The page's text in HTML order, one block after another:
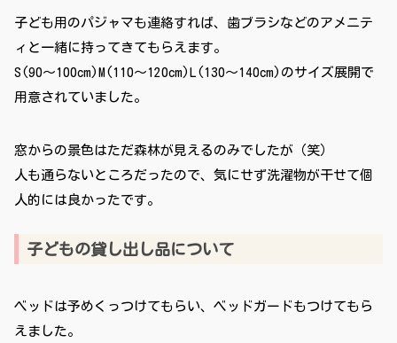
子ども用のパジャマも連絡すれば、歯ブラシなどのアメニテ
ィと一緒に持ってきてもらえます。
S(90〜100cm)M(110〜120cm)L(130〜140cm)のサイズ展開で
用意されていました。
窓からの景色はただ森林が見えるのみでしたが（笑）
人も通らないところだったので、気にせず洗濯物が干せて個
人的には良かったです。
子どもの貸し出し品について
ベッドは予めくっつけてもらい、ベッドガードもつけてもら
えました。